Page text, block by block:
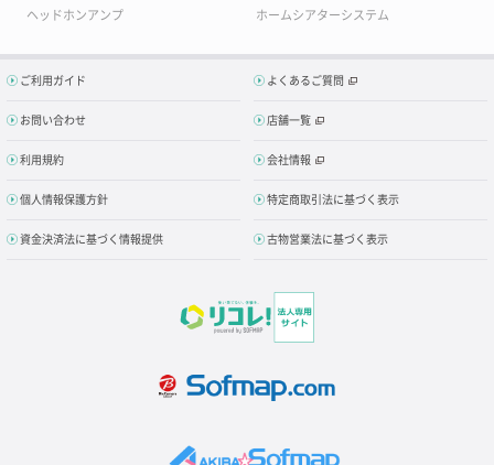
ヘッドホンアンプ
ホームシアターシステム
ご利用ガイド よくあるご質問
お問い合わせ 店舗一覧
利用規約 会社情報
個人情報保護方針 特定商取引法に基づく表示
資金決済法に基づく情報提供 古物営業法に基づく表示